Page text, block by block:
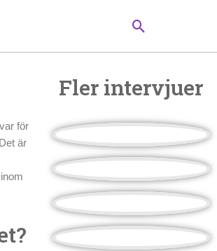
Sök
för
är
Fler intervjuer